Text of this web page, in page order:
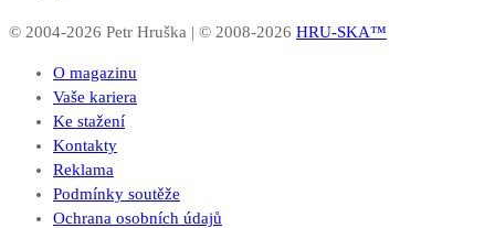
© 2004-2026 Petr Hruška | © 2008-2026 HRU-SKA™
O magazinu
Vaše kariera
Ke stažení
Kontakty
Reklama
Podmínky soutěže
Ochrana osobních údajů